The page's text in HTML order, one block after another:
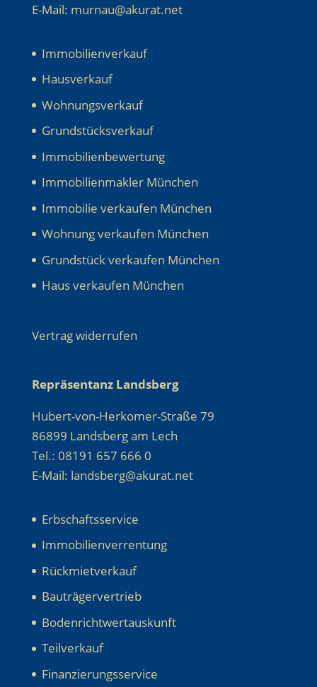
E-Mail: murnau@akurat.net
Immobilienverkauf
Hausverkauf
Wohnungsverkauf
Grundstücksverkauf
Immobilienbewertung
Immobilienmakler München
Immobilie verkaufen München
Wohnung verkaufen München
Grundstück verkaufen München
Haus verkaufen München
Vertrag widerrufen
Repräsentanz Landsberg
Hubert-von-Herkomer-Straße 79
86899 Landsberg am Lech
Tel.: 08191 657 666 0
E-Mail: landsberg@akurat.net
Erbschaftsservice
Immobilienverrentung
Rückmietverkauf
Bauträgervertrieb
Bodenrichtwertauskunft
Teilverkauf
Finanzierungsservice